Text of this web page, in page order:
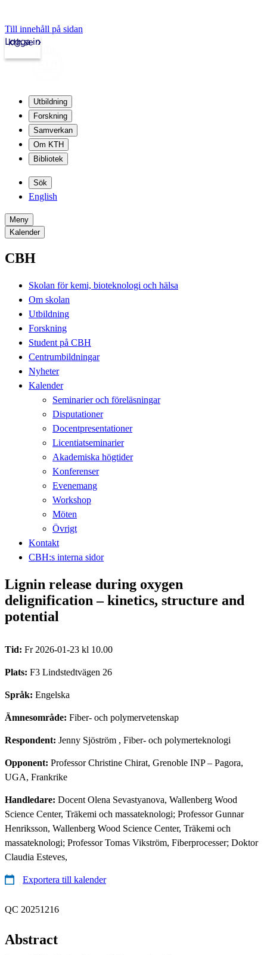
Till innehåll på sidan
kth.se
Logga in
Utbildning
Forskning
Samverkan
Om KTH
Bibliotek
Sök
English
Meny
Kalender
CBH
Skolan för kemi, bioteknologi och hälsa
Om skolan
Utbildning
Forskning
Student på CBH
Centrumbildningar
Nyheter
Kalender
Seminarier och föreläsningar
Disputationer
Docentpresentationer
Licentiatseminarier
Akademiska högtider
Konferenser
Evenemang
Workshop
Möten
Övrigt
Kontakt
CBH:s interna sidor
Lignin release during oxygen
delignification – kinetics, structure and
potential
Tid: Fr 2026-01-23 kl 10.00
Plats: F3 Lindstedtvägen 26
Språk: Engelska
Ämnesområde: Fiber- och polymervetenskap
Respondent: Jenny Sjöström , Fiber- och polymerteknologi
Opponent: Professor Christine Chirat, Grenoble INP – Pagora,
UGA, Frankrike
Handledare: Docent Olena Sevastyanova, Wallenberg Wood
Science Center, Träkemi och massateknologi; Professor Gunnar
Henriksson, Wallenberg Wood Science Center, Träkemi och
massateknologi; Professor Tomas Vikström, Fiberprocesser; Doktor
Claudia Esteves,
Exportera till kalender
QC 20251216
Abstract